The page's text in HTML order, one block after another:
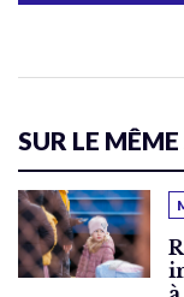
SUR LE